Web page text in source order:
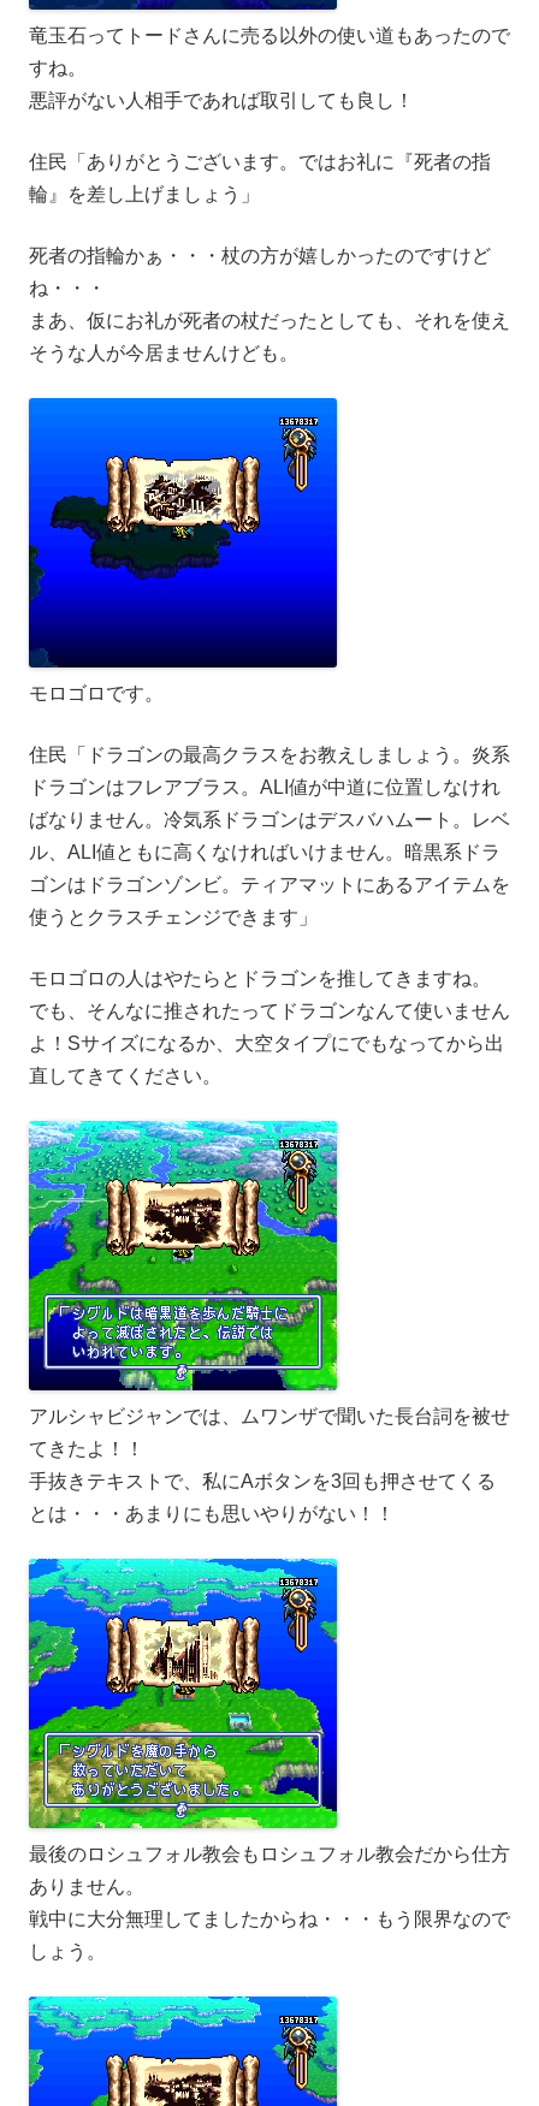
竜玉石ってトードさんに売る以外の使い道もあったので
すね。
悪評がない人相手であれば取引しても良し！
住民「ありがとうございます。ではお礼に『死者の指
輪』を差し上げましょう」
死者の指輪かぁ・・・杖の方が嬉しかったのですけど
ね・・・
まあ、仮にお礼が死者の杖だったとしても、それを使え
そうな人が今居ませんけども。
モロゴロです。
住民「ドラゴンの最高クラスをお教えしましょう。炎系
ドラゴンはフレアブラス。ALI値が中道に位置しなけれ
ばなりません。冷気系ドラゴンはデスバハムート。レベ
ル、ALI値ともに高くなければいけません。暗黒系ドラ
ゴンはドラゴンゾンビ。ティアマットにあるアイテムを
使うとクラスチェンジできます」
モロゴロの人はやたらとドラゴンを推してきますね。
でも、そんなに推されたってドラゴンなんて使いません
よ！Sサイズになるか、大空タイプにでもなってから出
直してきてください。
アルシャビジャンでは、ムワンザで聞いた長台詞を被せ
てきたよ！！
手抜きテキストで、私にAボタンを3回も押させてくる
とは・・・あまりにも思いやりがない！！
最後のロシュフォル教会もロシュフォル教会だから仕方
ありません。
戦中に大分無理してましたからね・・・もう限界なので
しょう。